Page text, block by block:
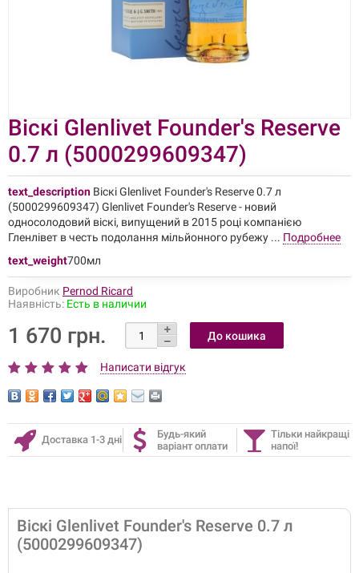
Віскі Glenlivet Founder's Reserve
0.7 л (5000299609347)
text_description Віскі Glenlivet Founder's Reserve 0.7 л
(5000299609347) Glenlivet Founder's Reserve - новий
односолодовий віскі, випущений в 2015 році компанією
Гленлівет в честь подолання мільйонного рубежу ... Подробнее
text_weight700мл
Виробник Pernod Ricard
Наявність: Есть в наличии
1 670 грн.
Написати відгук
Доставка 1-3 дні
Будь-який
варіант оплати
Тільки найкращі
напої!
Віскі Glenlivet Founder's Reserve 0.7 л
(5000299609347)